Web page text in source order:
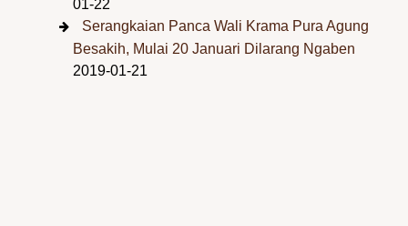
01-22
Serangkaian Panca Wali Krama Pura Agung
Besakih, Mulai 20 Januari Dilarang Ngaben
2019-01-21